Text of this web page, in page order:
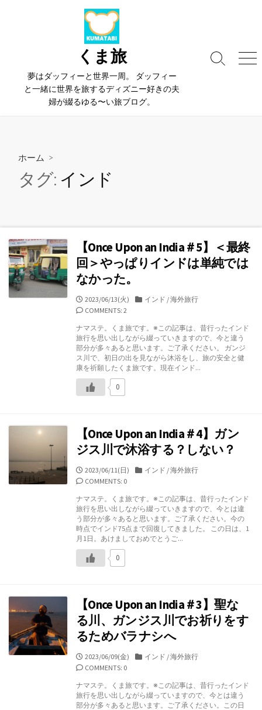
くま旅
夢はダッフィーと世界一周。 ダッフィー
と一緒に世界を旅するディズニー好きの夫
婦が綴るゆる〜い旅ブログ。
検
メ
ホーム >
タグ: インド
【Once Upon an India＃5】＜最終
回＞やっぱりインドは単純では
なかった。
公
開
2023/06/13(火)
カ
リ
ー
インド /海外旅行
COMMENTS: 2
ナマステ。くま旅です。※この記事は、昔行ったインド
旅行を思い出しながら綴っていきますので、今と違う
部分が多々あると思います。ご了承ください。 ガンジ
ス川で、初日の出を見ながら沐浴をし、旅の安全と健
康を祈願したくま旅です。現在インド...
0
【Once Upon an India＃4】ガン
ジス川で沐浴する？しない？
公
開
2023/06/11(日)
カ
リ
ー
インド /海外旅行
COMMENTS: 0
ナマステ。くま旅です。※この記事は、昔行ったインド
旅行を思い出しながら綴っていきますので、今とは違
う部分が多々あると思います。ご了承ください。今の
時点でインド75点まで回復してきました。 この日は、1
月1日。あけましておめでとうご...
0
【Once Upon an India＃3】聖な
る川、ガンジス川でお祈りをす
るためバラナシへ
公
開
2023/06/09(金)
カ
リ
ー
インド /海外旅行
COMMENTS: 0
ナマステ。くま旅です。※この記事は、昔行ったインド
旅行を思い出しながら綴っていますので、今とは違う
部分が多々あると思います。ご了承ください。この日